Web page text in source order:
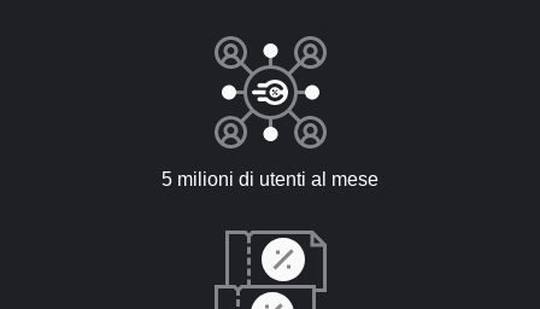
5 milioni di utenti al mese